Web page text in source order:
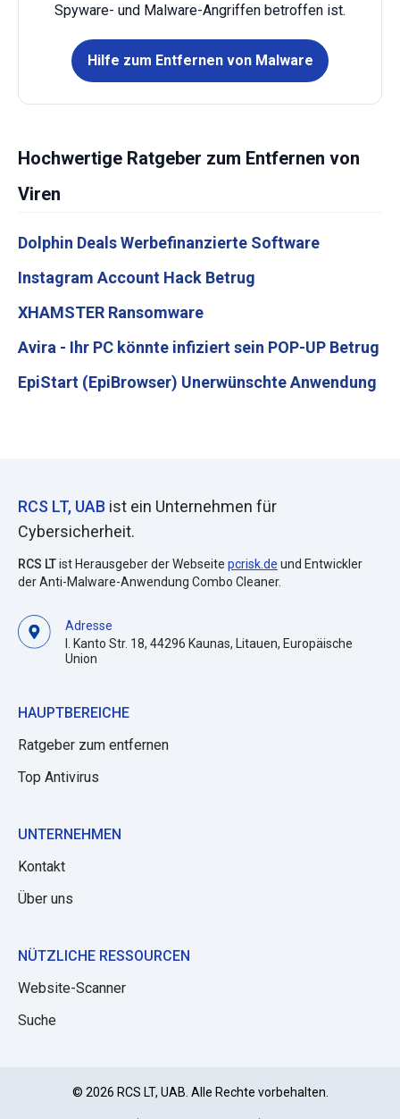
Spyware- und Malware-Angriffen betroffen ist.
Hilfe zum Entfernen von Malware
Hochwertige Ratgeber zum Entfernen von
Viren
Dolphin Deals Werbefinanzierte Software
Instagram Account Hack Betrug
XHAMSTER Ransomware
Avira - Ihr PC könnte infiziert sein POP-UP Betrug
EpiStart (EpiBrowser) Unerwünschte Anwendung
RCS LT, UAB ist ein Unternehmen für
Cybersicherheit.
RCS LTist Herausgeber der Webseite pcrisk.de und Entwickler
der Anti-Malware-Anwendung Combo Cleaner.
Adresse
I. Kanto Str. 18, 44296 Kaunas, Litauen, Europäische
Union
HAUPTBEREICHE
Ratgeber zum entfernen
Top Antivirus
UNTERNEHMEN
Kontakt
Über uns
NÜTZLICHE RESSOURCEN
Website-Scanner
Suche
© 2026 RCS LT, UAB. Alle Rechte vorbehalten.